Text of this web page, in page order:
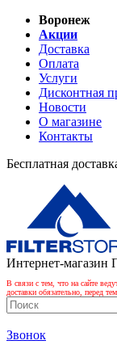
Воронеж
Акции
Доставка
Оплата
Услуги
Дисконтная
Новости
О магазине
Контакты
Бесплатная
Интернет-магазин
В связи с тем, что на сайте
доставки обязательно, перед
Звонок